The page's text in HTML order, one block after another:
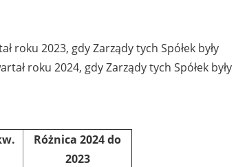
roku 2023, gdy Zarządy tych Spółek były
roku 2024, gdy Zarządy tych Spółek były
Różnica 2024 do
2023